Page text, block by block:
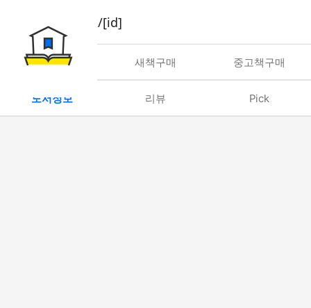
book/rent/[id]
대여 새책구매 중고책구매
도서정보 리뷰 Pick